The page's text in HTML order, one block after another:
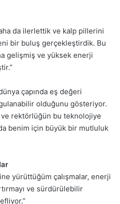
da ilerlettik ve kalp pillerini
bir buluş gerçekleştirdik. Bu
gelişmiş ve yüksek enerji
çapında eş değeri
olduğunu gösteriyor.
ve rektörlüğün bu teknolojiye
benim için büyük bir mutluluk
yürüttüğüm çalışmalar, enerji
ve sürdürülebilir